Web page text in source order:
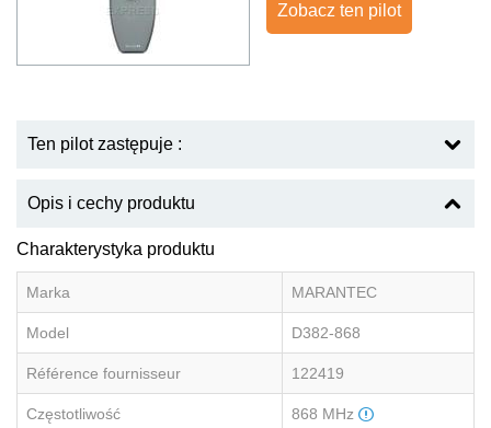
Zobacz ten pilot
Ten pilot zastępuje :
Opis i cechy produktu
Charakterystyka produktu
Marka MARANTEC
Model D382-868
Référence fournisseur 122419
Częstotliwość 868 MHz